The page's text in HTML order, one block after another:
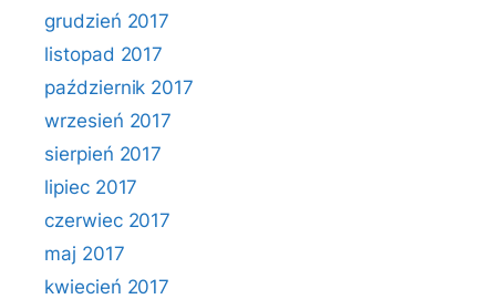
grudzień 2017
listopad 2017
październik 2017
wrzesień 2017
sierpień 2017
lipiec 2017
czerwiec 2017
maj 2017
kwiecień 2017